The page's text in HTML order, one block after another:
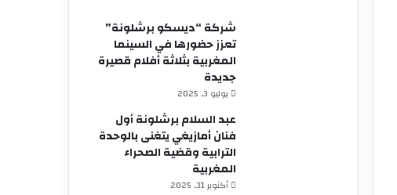
شركة “ديسكو برشلونة”
تعزز حضورها في السينما
المغربية بثلاثة أفلام قصيرة
جديدة
يوليو 3, 2025
عبد السلام برشلونة أول
فنان أمازيغي يتغنى بالوحدة
الترابية وقضية الصحراء
المغربية
أكتوبر 31, 2025